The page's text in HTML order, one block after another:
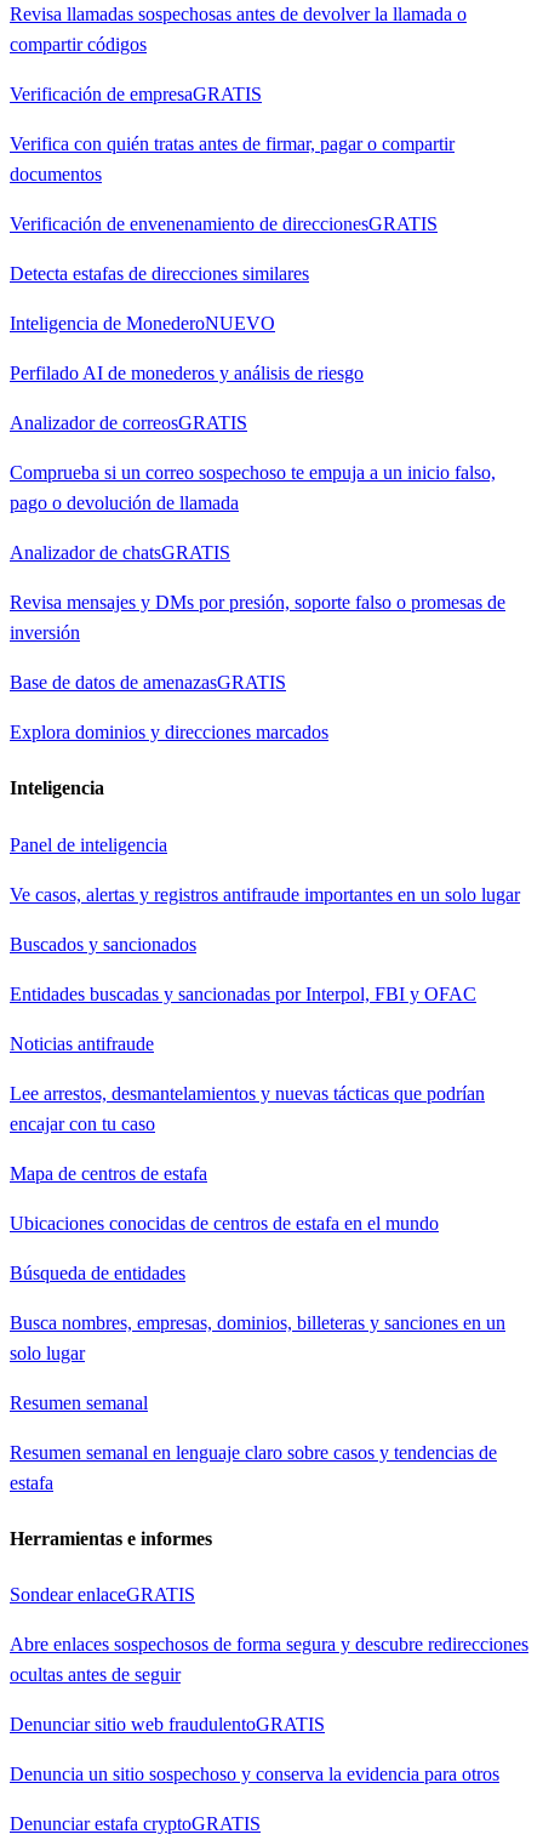
Revisa llamadas sospechosas antes de devolver la llamada o
compartir códigos
Verificación de empresaGRATIS
Verifica con quién tratas antes de firmar, pagar o compartir
documentos
Verificación de envenenamiento de direccionesGRATIS
Detecta estafas de direcciones similares
Inteligencia de MonederoNUEVO
Perfilado AI de monederos y análisis de riesgo
Analizador de correosGRATIS
Comprueba si un correo sospechoso te empuja a un inicio falso,
pago o devolución de llamada
Analizador de chatsGRATIS
Revisa mensajes y DMs por presión, soporte falso o promesas de
inversión
Base de datos de amenazasGRATIS
Explora dominios y direcciones marcados
Inteligencia
Panel de inteligencia
Ve casos, alertas y registros antifraude importantes en un solo lugar
Buscados y sancionados
Entidades buscadas y sancionadas por Interpol, FBI y OFAC
Noticias antifraude
Lee arrestos, desmantelamientos y nuevas tácticas que podrían
encajar con tu caso
Mapa de centros de estafa
Ubicaciones conocidas de centros de estafa en el mundo
Búsqueda de entidades
Busca nombres, empresas, dominios, billeteras y sanciones en un
solo lugar
Resumen semanal
Resumen semanal en lenguaje claro sobre casos y tendencias de
estafa
Herramientas e informes
Sondear enlaceGRATIS
Abre enlaces sospechosos de forma segura y descubre redirecciones
ocultas antes de seguir
Denunciar sitio web fraudulentoGRATIS
Denuncia un sitio sospechoso y conserva la evidencia para otros
Denunciar estafa cryptoGRATIS